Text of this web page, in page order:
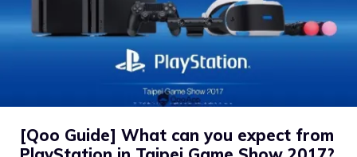
[Qoo Guide] What can you expect from